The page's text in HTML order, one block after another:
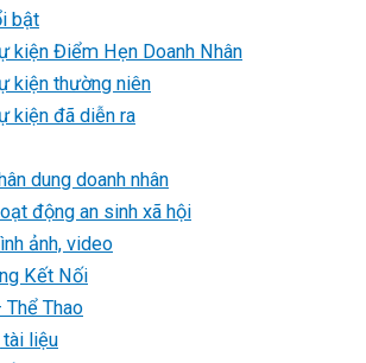
bật
kiện Điểm Hẹn Doanh Nhân
kiện thường niên
kiện đã diễn ra
dung doanh nhân
động an sinh xã hội
ảnh, video
Kết Nối
Thể Thao
liệu